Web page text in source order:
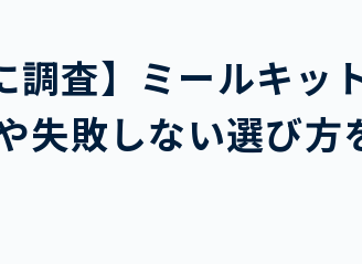
調査】ミールキッ
失敗しない選び方